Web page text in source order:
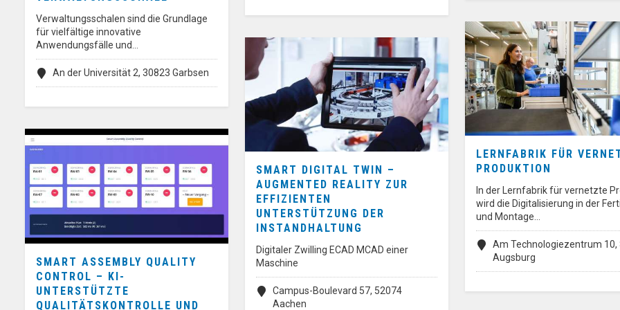
Verwaltungsschalen sind die Grundlage
für vielfältige innovative
Anwendungsfälle und…
An der Universität 2, 30823 Garbsen
LERNFABRIK FÜR
PRODUKTION
In der Lernfabrik für vernetzte
wird die Digitalisierung in der
und Montage…
Am Technologiezentrum 10,
Augsburg
SMART DIGITAL TWIN –
AUGMENTED REALITY ZUR
EFFIZIENTEN
UNTERSTÜTZUNG DER
INSTANDHALTUNG
Digitaler Zwilling ECAD MCAD einer
Maschine
Campus-Boulevard 57, 52074
Aachen
SMART ASSEMBLY QUALITY
CONTROL – KI-
UNTERSTÜTZTE
QUALITÄTSKONTROLLE UND